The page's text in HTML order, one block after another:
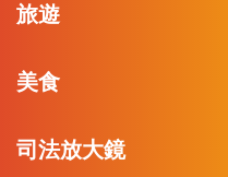
旅遊
美食
司法放大鏡